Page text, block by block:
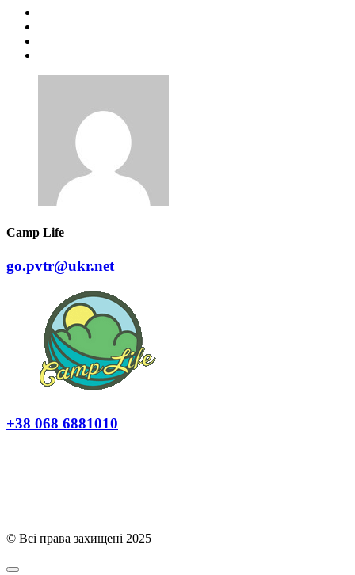
Camp Life
go.pvtr@ukr.net
+38 068 6881010
© Всі права захищені 2025